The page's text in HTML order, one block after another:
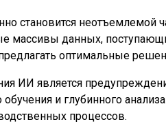
становится
массивы данных,
оптимальные
ИИ является
и глубинного
процессов.